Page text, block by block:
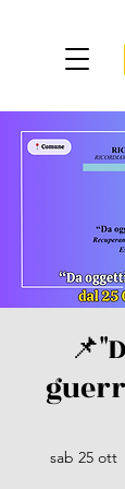
sab 25 ott